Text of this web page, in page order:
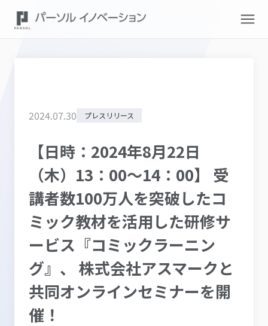
2024.07.30 プレスリリース
【日時：2024年8月22日
（木）13：00～14：00】 受
講者数100万人を突破したコ
ミック教材を活用した研修サ
ービス『コミックラーニン
グ』、 株式会社アスマークと
共同オンラインセミナーを開
催！